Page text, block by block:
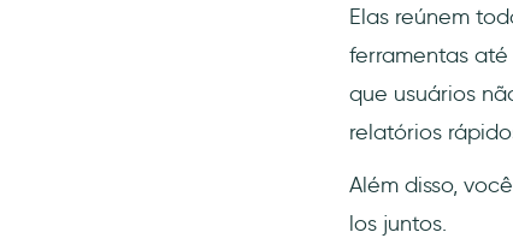
Elas reúnem
ferramentas
que usuários
relatórios
Além disso,
los juntos.